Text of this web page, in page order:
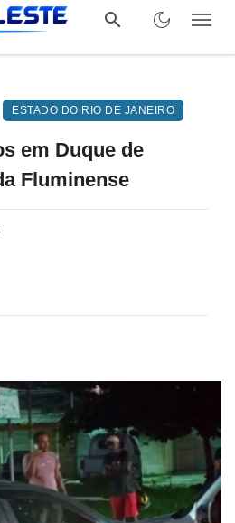
ESTADO DO RIO DE JANEIRO
em Duque de
Fluminense